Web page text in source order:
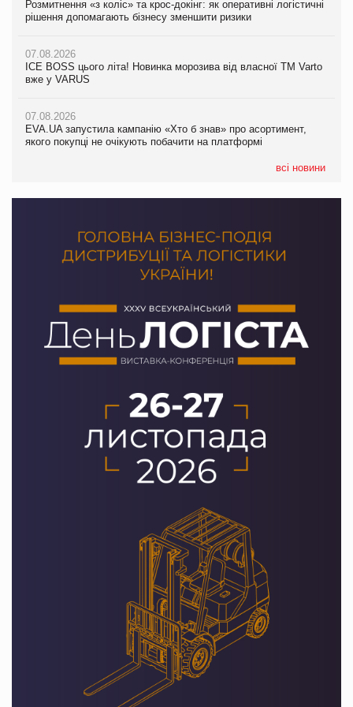
Розмитнення «з коліс» та крос-докінг: як оперативні логістичні
рішення допомагають бізнесу зменшити ризики
07.08.2026
ICE BOSS цього літа! Новинка морозива від власної ТМ Varto
вже у VARUS
07.08.2026
EVA.UA запустила кампанію «Хто б знав» про асортимент,
якого покупці не очікують побачити на платформі
всі новини
07.08.2026
EVA.UA запустила кампанію «Хто б знав» про асортимент,
06.08.2026
Смачна новинка для хвостатих: у VARUS з’явилися паучі
05.08.2026
Мережа супермаркетів VARUS купує мережу магазинів
Kraft Heinz скоротила збиток у першому півріччі
Продажі Hugo Boss впали на 9%